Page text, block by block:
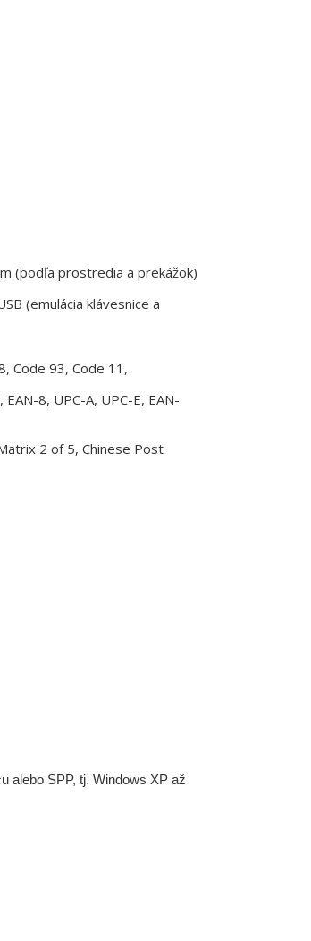
(podľa prostredia a prekážok)
(emulácia klávesnice a
Code 93, Code 11,
8, UPC-A, UPC-E, EAN-
2 of 5, Chinese Post
alebo SPP, tj. Windows XP až